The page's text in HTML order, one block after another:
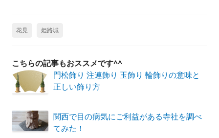
花見 姫路城
こちらの記事もおススメです^^
門松飾り 注連飾り 玉飾り 輪飾りの意味と
正しい飾り方
関西で目の病気にご利益がある寺社を調べ
てみた！